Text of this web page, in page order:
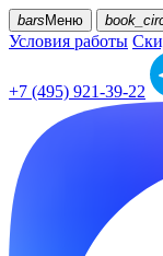
bars Меню
Условия работы
+7 (495) 921-39-22